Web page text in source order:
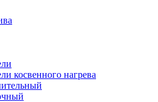
косвенного нагрева